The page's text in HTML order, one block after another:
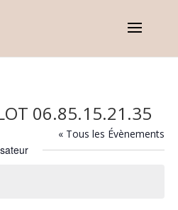
06.85.15.21.35
« Tous les Évènements